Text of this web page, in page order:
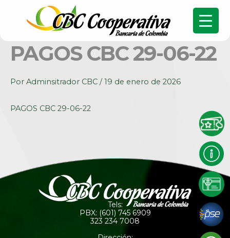
PAGOS CBC 29-06-22
Por Adminsitrador CBC /19 de enero de 2026
PAGOS CBC 29-06-22
Tels:
PBX: (601) 745 6909
323 234 7008